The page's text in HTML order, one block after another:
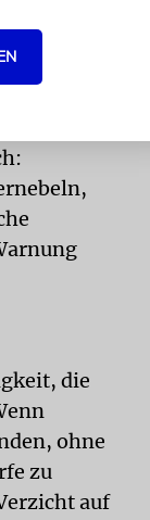
die
ohne
zu
auf